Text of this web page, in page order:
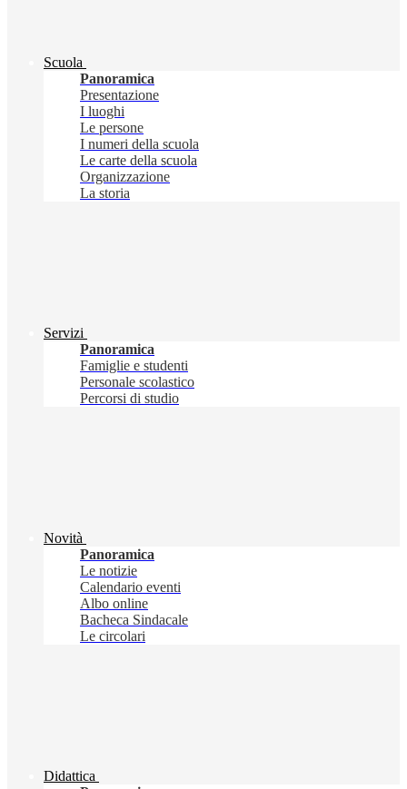
Scuola
Panoramica
Presentazione
I luoghi
Le persone
I numeri della scuola
Le carte della scuola
Organizzazione
La storia
Servizi
Panoramica
Famiglie e studenti
Personale scolastico
Percorsi di studio
Novità
Panoramica
Le notizie
Calendario eventi
Albo online
Bacheca Sindacale
Le circolari
Didattica